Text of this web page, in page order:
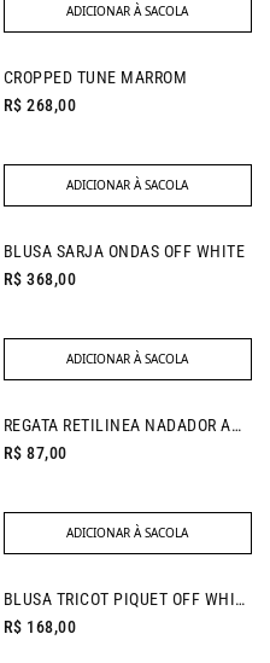
ADICIONAR À SACOLA
NEW IN
CROPPED TUNE MARROM
R$ 268,00
ADICIONAR À SACOLA
NEW IN
BLUSA SARJA ONDAS OFF WHITE
R$ 368,00
ADICIONAR À SACOLA
REGATA RETILINEA NADADOR AMARELO
R$ 87,00
ADICIONAR À SACOLA
NEW IN
BLUSA TRICOT PIQUET OFF WHITE
R$ 168,00